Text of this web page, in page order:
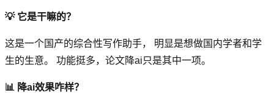
💡 它是干嘛的？
这是一个国产的综合性写作助手， 明显是想做国内学者和学
生的生意。 功能挺多，论文降ai只是其中一项。
📊 降ai效果咋样？